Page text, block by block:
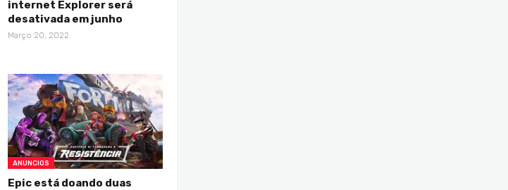
internet Explorer será
desativada em junho
Março 20, 2022
ANUNCIOS
Epic está doando duas